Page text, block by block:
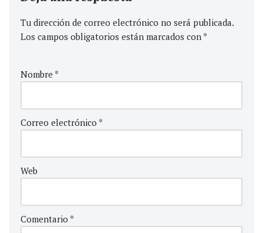
Tu dirección de correo electrónico no será publicada.
Los campos obligatorios están marcados con *
Nombre *
Correo electrónico *
Web
Comentario *